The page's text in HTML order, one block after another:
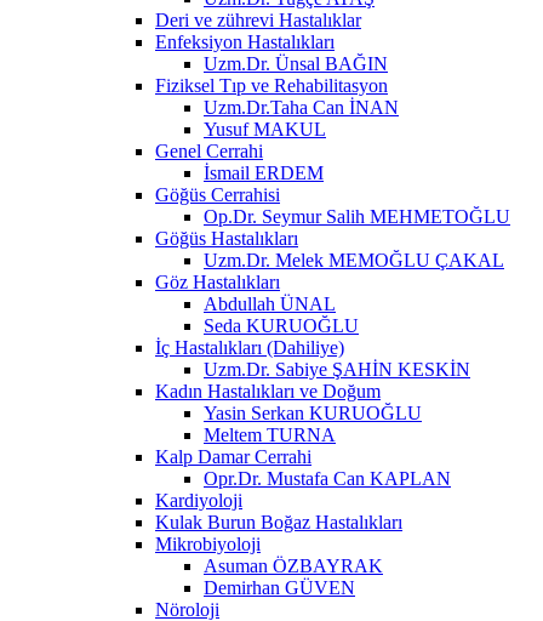
Deri ve zührevi Hastalıklar
Enfeksiyon Hastalıkları
Uzm.Dr. Ünsal BAĞIN
Fiziksel Tıp ve Rehabilitasyon
Uzm.Dr.Taha Can İNAN
Yusuf MAKUL
Genel Cerrahi
İsmail ERDEM
Göğüs Cerrahisi
Op.Dr. Seymur Salih MEHMETOĞLU
Göğüs Hastalıkları
Uzm.Dr. Melek MEMOĞLU ÇAKAL
Göz Hastalıkları
Abdullah ÜNAL
Seda KURUOĞLU
İç Hastalıkları (Dahiliye)
Uzm.Dr. Sabiye ŞAHİN KESKİN
Kadın Hastalıkları ve Doğum
Yasin Serkan KURUOĞLU
Meltem TURNA
Kalp Damar Cerrahi
Opr.Dr. Mustafa Can KAPLAN
Kardiyoloji
Kulak Burun Boğaz Hastalıkları
Mikrobiyoloji
Asuman ÖZBAYRAK
Demirhan GÜVEN
Nöroloji